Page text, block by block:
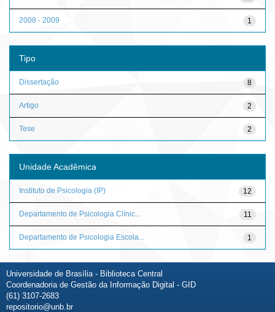
1
2008 - 2009
Tipo
8
Dissertação
2
Artigo
2
Tese
Unidade Acadêmica
12
Instituto de Psicologia (IP)
11
Departamento de Psicologia Clínic...
1
Departamento de Psicologia Escola...
Universidade de Brasília - Biblioteca Central
Coordenadoria de Gestão da Informação Digital - GID
(61) 3107-2683
repositorio@unb.br